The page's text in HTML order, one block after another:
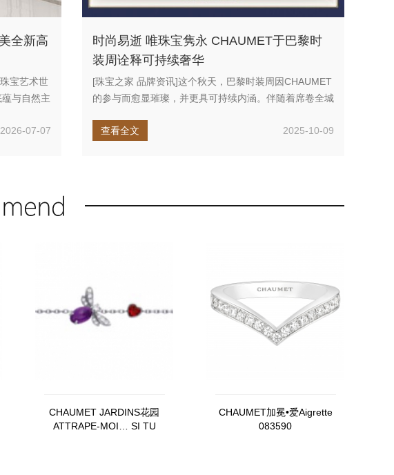
全新高
宝艺术世
与自然主
2026-07-07
时尚易逝 唯珠宝隽永 CHAUMET于巴黎时
装周诠释可持续奢华
[珠宝之家 品牌资讯]这个秋天，巴黎时装周因CHAUMET
的参与而愈显璀璨，并更具可持续内涵。伴随着席卷全城
查看全文
2025-10-09
CHAUMET JARDINS花园
ATTRAPE-MOI… SI TU
CHAUMET加冕•爱Aigrette
083590